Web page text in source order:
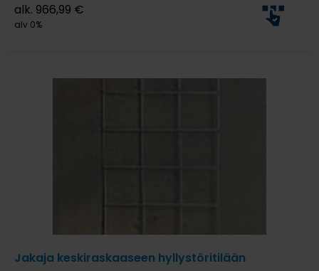
alk. 966,99 €
alv 0%
Jakaja keskiraskaaseen hyllystöritilään